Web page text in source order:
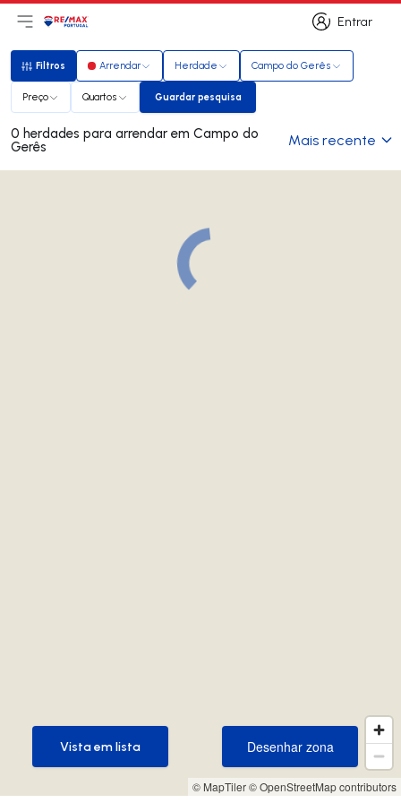
Entrar
Entrar
Abri menu principal
LogoIr para página inicial
Filtros
Filtros Arrendar Herdade Campo do Gerês
Preço Quartos Guardar pesquisa
Guardar pesquisa
0 herdades para arrendar em Campo do
Gerês Mais recente
© MapTiler© OpenStreetMap contributors
Desenhar zona
Desenhar zona
Vista em lista
Vista em lista